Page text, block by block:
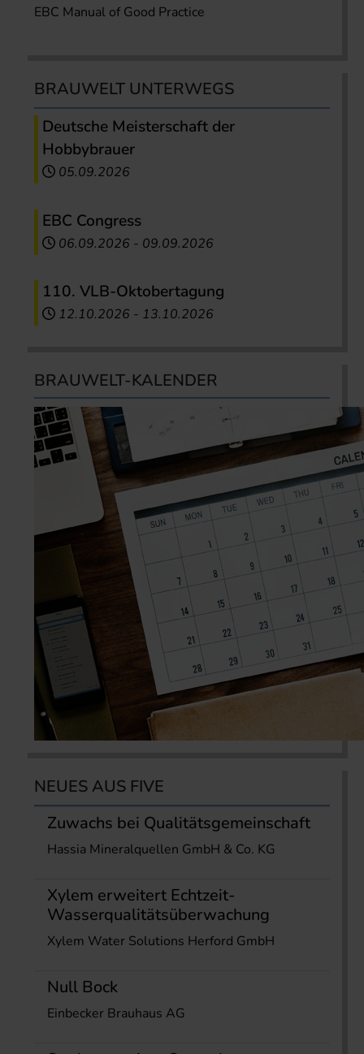
EBC Manual of Good Practice
BRAUWELT UNTERWEGS
Deutsche Meisterschaft der
Hobbybrauer
05.09.2026
EBC Congress
06.09.2026 - 09.09.2026
110. VLB-Oktobertagung
12.10.2026 - 13.10.2026
BRAUWELT-KALENDER
NEUES AUS FIVE
Zuwachs bei Qualitätsgemeinschaft
Hassia Mineralquellen GmbH & Co. KG
Xylem erweitert Echtzeit-
Wasserqualitätsüberwachung
Xylem Water Solutions Herford GmbH
Null Bock
Einbecker Brauhaus AG